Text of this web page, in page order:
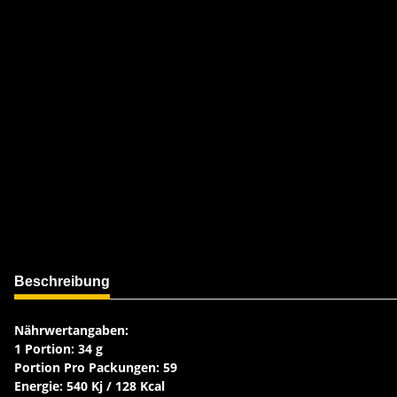
weitere Registerkarten anzeigen
Beschreibung
Nährwertangaben:
1 Portion: 34 g
Portion Pro Packungen: 59
Energie: 540 Kj / 128 Kcal